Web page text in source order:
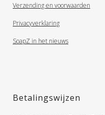
Verzending en voorwaarden
Privacyverklaring
SoapZ in het nieuws
Betalingswijzen